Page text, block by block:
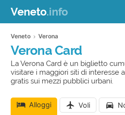
Veneto.info
Veneto Verona
Verona Card
La Verona Card è un biglietto
visitare i maggiori siti di interesse
gratis sui mezzi pubblici urbani.
Alloggi Voli